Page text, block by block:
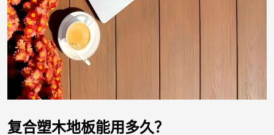
复合塑木地板能用多久？